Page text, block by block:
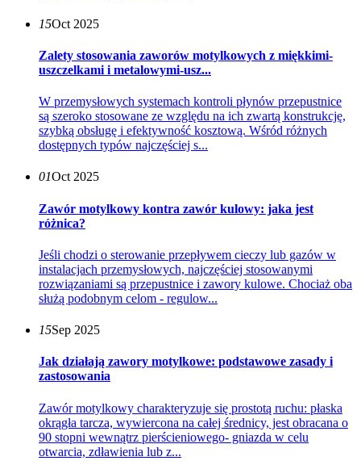
15Oct 2025
Zalety stosowania zaworów motylkowych z miękkimi-
uszczelkami i metalowymi-usz...
W przemysłowych systemach kontroli płynów przepustnice
są szeroko stosowane ze względu na ich zwartą konstrukcję,
szybką obsługę i efektywność kosztową. Wśród różnych
dostępnych typów najczęściej s...
01Oct 2025
Zawór motylkowy kontra zawór kulowy: jaka jest
różnica?
Jeśli chodzi o sterowanie przepływem cieczy lub gazów w
instalacjach przemysłowych, najczęściej stosowanymi
rozwiązaniami są przepustnice i zawory kulowe. Chociaż oba
służą podobnym celom - regulow...
15Sep 2025
Jak działają zawory motylkowe: podstawowe zasady i
zastosowania
Zawór motylkowy charakteryzuje się prostotą ruchu: płaska
okrągła tarcza, wywiercona na całej średnicy, jest obracana o
90 stopni wewnątrz pierścieniowego- gniazda w celu
otwarcia, zdławienia lub z...